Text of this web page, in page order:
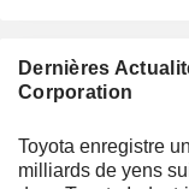
Dernières
Corporation
Toyota enregistre
milliards de yens